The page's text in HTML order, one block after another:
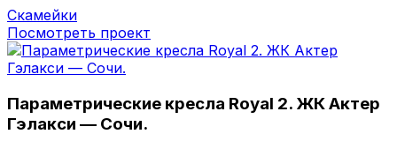
Скамейки
Посмотреть проект
Параметрические кресла Royal 2. ЖК Актер
Гэлакси — Сочи.